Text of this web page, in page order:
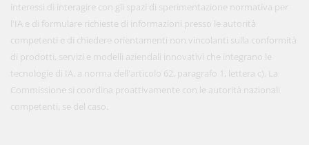
interessi di interagire con gli spazi di sperimentazione normativa per
l'IA e di formulare richieste di informazioni presso le autorità
competenti e di chiedere orientamenti non vincolanti sulla conformità
di prodotti, servizi e modelli aziendali innovativi che integrano le
tecnologie di IA, a norma dell'articolo 62, paragrafo 1, lettera c). La
Commissione si coordina proattivamente con le autorità nazionali
competenti, se del caso.